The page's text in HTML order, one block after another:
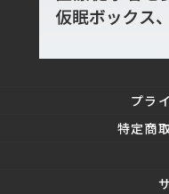
プラ
特定商